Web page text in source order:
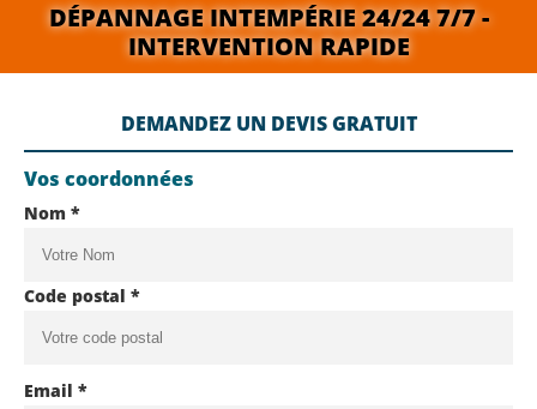
DÉPANNAGE INTEMPÉRIE 24/24 7/7 -
INTERVENTION RAPIDE
DEMANDEZ UN DEVIS GRATUIT
Vos coordonnées
Nom *
Code postal *
Email *